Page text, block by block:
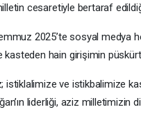
cesaretiyle bertaraf
2025’te sosyal medya
hain girişimin
istiklalimize ve istikbalimize
liderliği, aziz milletimizin